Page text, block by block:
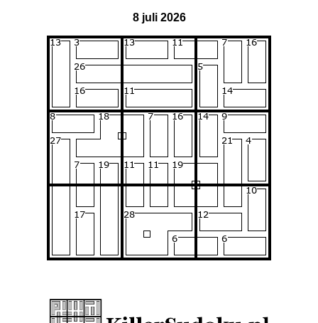
8 juli 2026